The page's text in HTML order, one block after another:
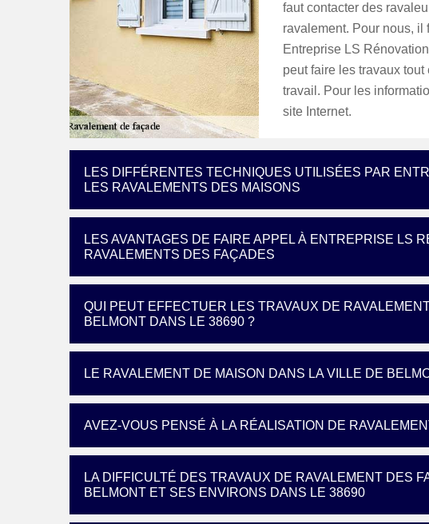
faut contacter des
ravalement. Pour nous, il
Entreprise LS
peut faire les travaux
travail. Pour les
site Internet.
LES DIFFÉRENTES TECHNIQUES UTILISÉES PAR
LES RAVALEMENTS DES MAISONS
LES AVANTAGES DE FAIRE APPEL À ENTREPRISE LS
RAVALEMENTS DES FAÇADES
QUI PEUT EFFECTUER LES TRAVAUX DE
BELMONT DANS LE 38690 ?
LE RAVALEMENT DE MAISON DANS LA VILLE DE
AVEZ-VOUS PENSÉ À LA RÉALISATION DE
LA DIFFICULTÉ DES TRAVAUX DE RAVALEMENT DES
BELMONT ET SES ENVIRONS DANS LE 38690